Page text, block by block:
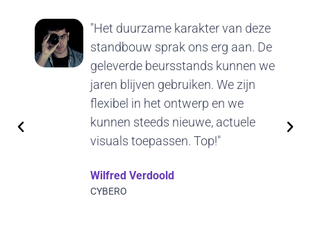
"Het duurzame karakter van deze
standbouw sprak ons erg aan. De
geleverde beursstands kunnen we
jaren blijven gebruiken. We zijn
flexibel in het ontwerp en we
kunnen steeds nieuwe, actuele
visuals toepassen. Top!"
Wilfred Verdoold
CYBERO